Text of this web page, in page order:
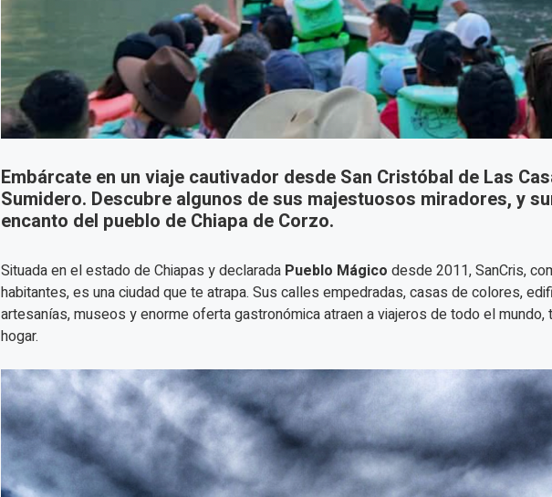
Embárcate en un viaje cautivador desde San Cristóbal de Las
Sumidero. Descubre algunos de sus majestuosos miradores, y
encanto del pueblo de Chiapa de Corzo.
Situada en el estado de Chiapas y declarada Pueblo Mágico desde 2011, SanCris,
habitantes, es una ciudad que te atrapa. Sus calles empedradas, casas de colores,
artesanías, museos y enorme oferta gastronómica atraen a viajeros de todo el
hogar.